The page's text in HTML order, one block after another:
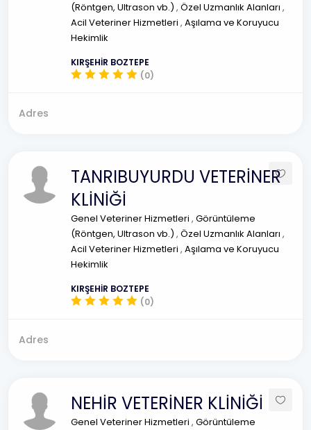
(Röntgen, Ultrason vb.) , Özel Uzmanlık Alanları ,
Acil Veteriner Hizmetleri , Aşılama ve Koruyucu
Hekimlik
KIRŞEHİR BOZTEPE
(0)
Adres
TANRIBUYURDU VETERİNER
KLİNİĞİ
Genel Veteriner Hizmetleri , Görüntüleme
(Röntgen, Ultrason vb.) , Özel Uzmanlık Alanları ,
Acil Veteriner Hizmetleri , Aşılama ve Koruyucu
Hekimlik
KIRŞEHİR BOZTEPE
(0)
Adres
NEHİR VETERİNER KLİNİĞİ
Genel Veteriner Hizmetleri , Görüntüleme